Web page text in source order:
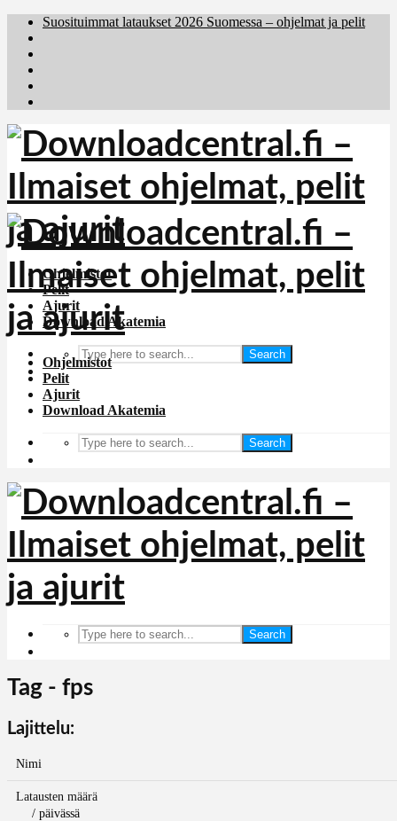
Suosituimmat lataukset 2026 Suomessa – ohjelmat ja pelit
Ohjelmistot
Pelit
Ajurit
Download Akatemia
Search
Ohjelmistot
Pelit
Ajurit
Download Akatemia
Search
Search
Tag - fps
Lajittelu:
Nimi
Latausten määrä
/ päivässä